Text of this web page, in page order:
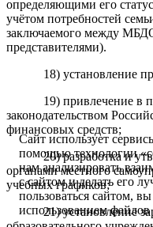
определяющими его
учётом потребностей
заключаемого между
представителями).
18) установление
19) привлечение в
законодательством
финансовых средств;
20) разработка и
органами местного
учебных графиков;
21) установление
Сайт использует
помощью технологии
нам анализировать
с сайтом и делать его
пользоваться сайтом,
использованием файлов